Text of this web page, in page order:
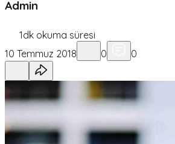
Admin
1dk okuma süresi
10 Temmuz 2018
0 0